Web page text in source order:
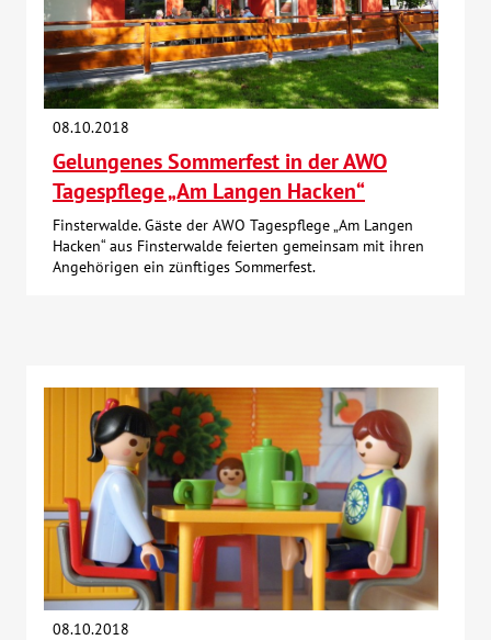
08.10.2018
Gelungenes Sommerfest in der AWO
Tagespflege „Am Langen Hacken“
Finsterwalde. Gäste der AWO Tagespflege „Am Langen
Hacken“ aus Finsterwalde feierten gemeinsam mit ihren
Angehörigen ein zünftiges Sommerfest.
08.10.2018